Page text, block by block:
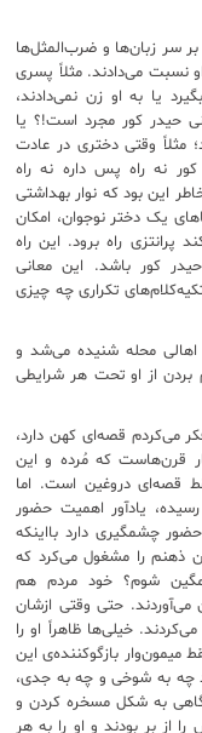
سر زبان‌ها و ضرب‌المثل‌ها
او نسبت می‌دادند. مثلاً پسری
یا به او زن نمی‌دادند،
حیدر کور مجرد است!؟ یا
مثلاً وقتی دختری در عادت
نه راه پس داره نه راه
این بود که نوار بهداشتی
یک دختر نوجوان، امکان
راه برود. این راه
کور باشد. این معانی
تکراری چه چیزی
محله شنیده می‌شد و
بردن از او تحت هر شرایطی
می‌کردم قصه‌ا‌ی کهن دارد،
قرن‌هاست که مُرده و این
قصه‌ای دروغین است. اما
یادآور اهمیت حضور
چشمگیری دارد بااینکه
ذهنم را مشغول می‌کرد که
شوم؟ خود مردم هم
می‌آوردند. حتی وقتی ازشان
خیلی‌ها ظاهراً او را
میمون‌وار بازگوکننده‌ی این
چه به شوخی و چه به جدی،
به شکل مسخره کردن و
از بر بودند و او را به هر